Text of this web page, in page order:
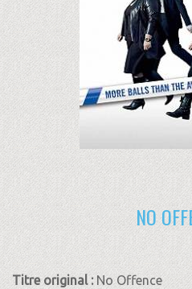
NO
Titre original : No Offence